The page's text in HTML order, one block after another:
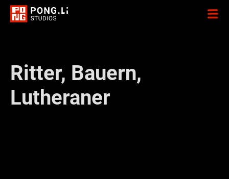
Ritter, Bauern,
Lutheraner